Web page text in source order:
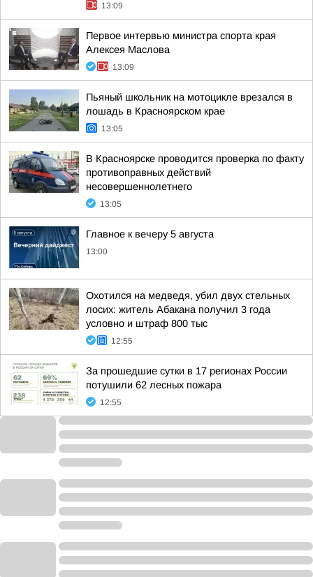
13:09
Первое интервью министра спорта края
Алексея Маслова
13:09
Пьяный школьник на мотоцикле врезался в
лошадь в Красноярском крае
13:05
В Красноярске проводится проверка по факту
противоправных действий
несовершеннолетнего
13:05
Главное к вечеру 5 августа
13:00
Охотился на медведя, убил двух стельных
лосих: житель Абакана получил 3 года
условно и штраф 800 тыс
12:55
За прошедшие сутки в 17 регионах России
потушили 62 лесных пожара
12:55